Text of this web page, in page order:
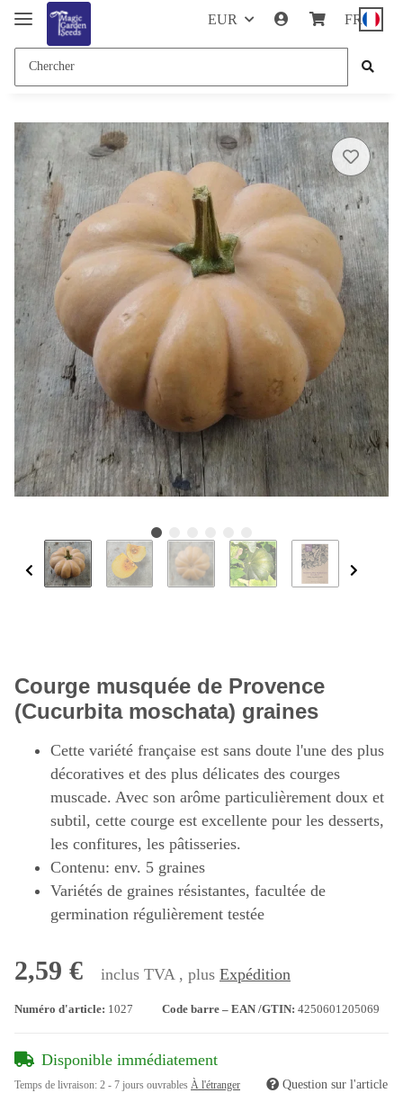
EUR FR
Courge musquée de Provence
(Cucurbita moschata) graines
Cette variété française est sans doute l'une des plus
décoratives et des plus délicates des courges
muscade. Avec son arôme particulièrement doux et
subtil, cette courge est excellente pour les desserts,
les confitures, les pâtisseries.
Contenu: env. 5 graines
Variétés de graines résistantes, facultée de
germination régulièrement testée
2,59 € inclus TVA , plus Expédition
Numéro d'article: 1027 Code barre – EAN /GTIN: 4250601205069
Disponible immédiatement
Temps de livraison: 2 - 7 jours ouvrables À l'étranger Question sur l'article